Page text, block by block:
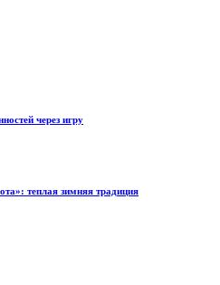
через игру
теплая зимняя традиция